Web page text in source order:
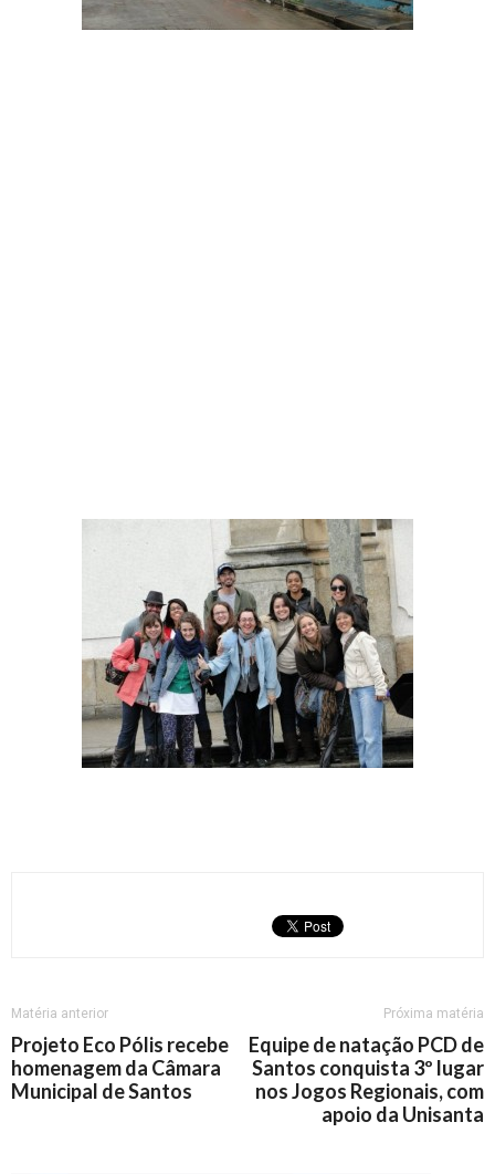
Matéria anterior
Projeto Eco Pólis recebe
homenagem da Câmara
Municipal de Santos
Próxima matéria
Equipe de natação PCD de
Santos conquista 3º lugar
nos Jogos Regionais, com
apoio da Unisanta